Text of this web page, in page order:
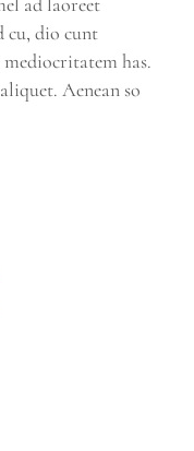
cu, dio cunt
has.
Aenean so